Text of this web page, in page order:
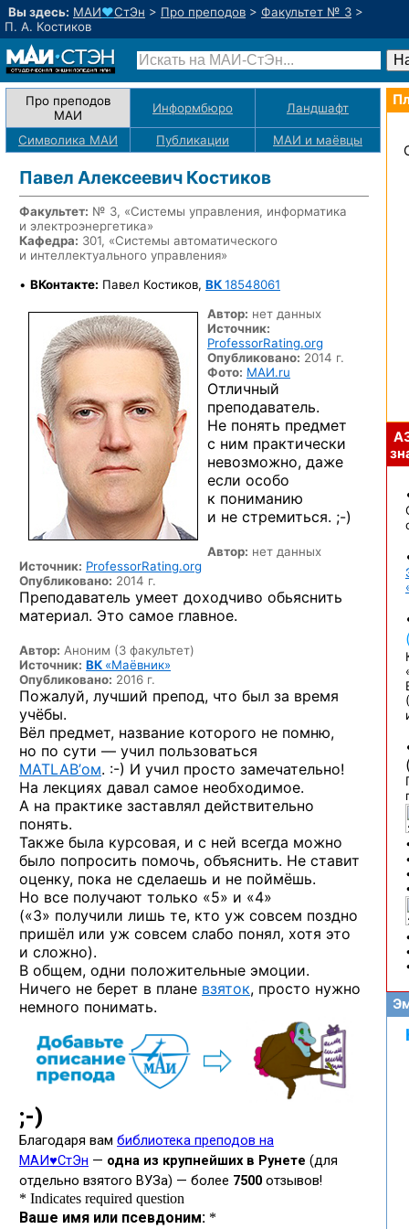
Вы здесь: МАИ♥СтЭн > Про преподов > Факультет № 3 >
П. А. Костиков
Про преподов
МАИ
Информбюро Ландшафт
Символика МАИ Публикации МАИ и маёвцы
Павел Алексеевич Костиков
Факультет: № 3, «Системы управления, информатика
и электроэнергетика»
Кафедра: 301, «Системы автоматического
и интеллектуального управления»
• ВКонтакте: Павел Костиков, ВК18548061
Автор: нет данных
Источник:
ProfessorRating.org
Опубликовано: 2014 г.
Фото: МАИ.ru
Отличный
преподаватель.
Не понять предмет
с ним практически
невозможно, даже
если особо
к пониманию
и не стремиться. ;-)
Автор: нет данных
Источник: ProfessorRating.org
Опубликовано: 2014 г.
Преподаватель умеет доходчиво обьяснить
материал. Это самое главное.
Автор: Аноним (3 факультет)
Источник: ВК «Маёвник»
Опубликовано: 2016 г.
Пожалуй, лучший препод, что был за время
учёбы.
Вёл предмет, название которого не помню,
но по сути — учил пользоваться
MATLAB’ом. :-) И учил просто замечательно!
На лекциях давал самое необходимое.
А на практике заставлял действительно
понять.
Также была курсовая, и с ней всегда можно
было попросить помочь, объяснить. Не ставит
оценку, пока не сделаешь и не поймёшь.
Но все получают только «5» и «4»
(«3» получили лишь те, кто уж совсем поздно
пришёл или уж совсем слабо понял, хотя это
и сложно).
В общем, одни положительные эмоции.
Ничего не берет в плане взяток, просто нужно
немного понимать.
(